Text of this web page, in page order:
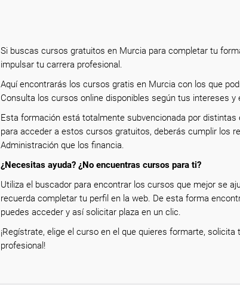
Si buscas cursos gratuitos en Murcia para completar tu
impulsar tu carrera profesional.
Aquí encontrarás los cursos gratis en Murcia con los que
Consulta los cursos online disponibles según tus intereses
Esta formación está totalmente subvencionada por distintas
para acceder a estos cursos gratuitos, deberás cumplir los
Administración que los financia.
¿Necesitas ayuda? ¿No encuentras cursos para ti?
Utiliza el buscador para encontrar los cursos que mejor se
recuerda completar tu perfil en la web. De esta forma
puedes acceder y así solicitar plaza en un clic.
¡Regístrate, elige el curso en el que quieres formarte,
profesional!